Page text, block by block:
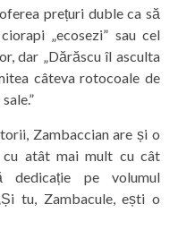
prețuri duble ca să
„ecosezi” sau cel
dar „Dărăscu îl asculta
câteva rotocoale de
Zambaccian are și o
cu atât mai mult cu cât
pe volumul
tu, Zambacule, ești o